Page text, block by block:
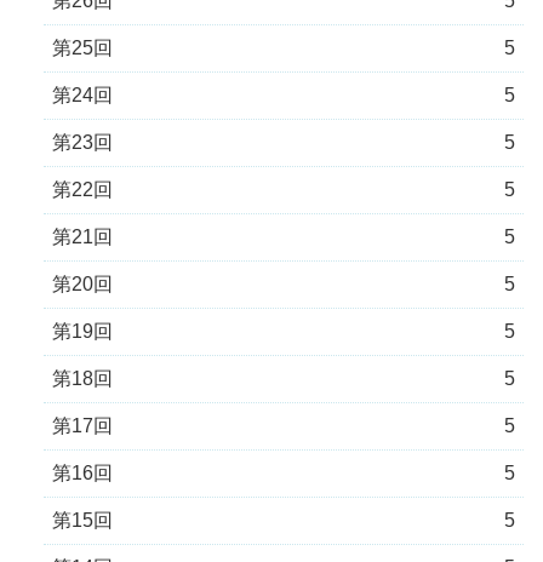
第25回 5
第24回 5
第23回 5
第22回 5
第21回 5
第20回 5
第19回 5
第18回 5
第17回 5
第16回 5
第15回 5